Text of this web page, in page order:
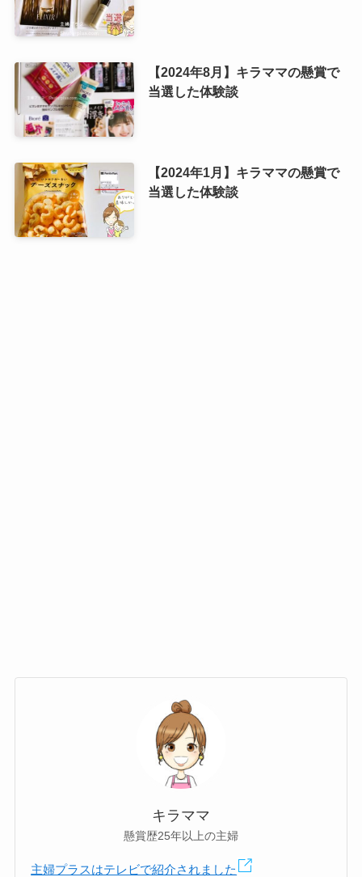
【2024年8月】キラママの懸賞で
当選した体験談
【2024年1月】キラママの懸賞で
当選した体験談
キラママ
懸賞歴25年以上の主婦
主婦プラスはテレビで紹介されました